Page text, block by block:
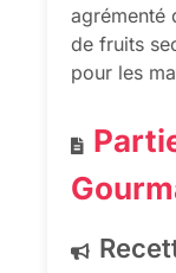
agrémenté
de fruits
pour les